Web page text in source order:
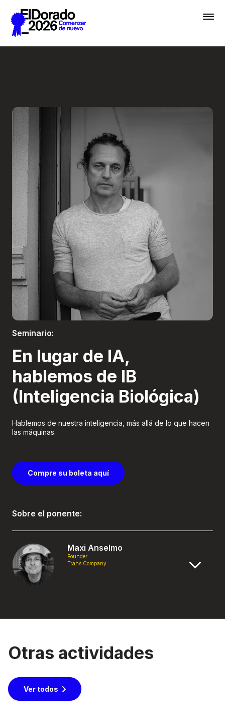
Saltar al contenido principal
Academias
Archivo
Inscribir
Boletería
Seminario:
En lugar de IA,
hablemos de IB
(Inteligencia Biológica)
Hablemos de nuestra inteligencia, más allá de lo que hacen
las máquinas.
Compre su boleta aquí
Sobre el ponente:
Maxi Anselmo
Founder
Trans Company
Otras actividades
Ver todos